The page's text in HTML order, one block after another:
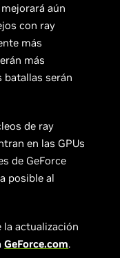
aún
con ray
más
más
batallas serán
de ray
en las GPUs
de GeForce
posible al
la actualización
GeForce.com.